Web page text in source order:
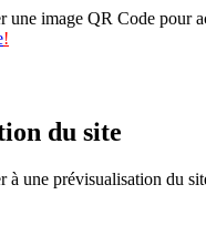
une image QR Code pour
!
du site
à une prévisualisation du